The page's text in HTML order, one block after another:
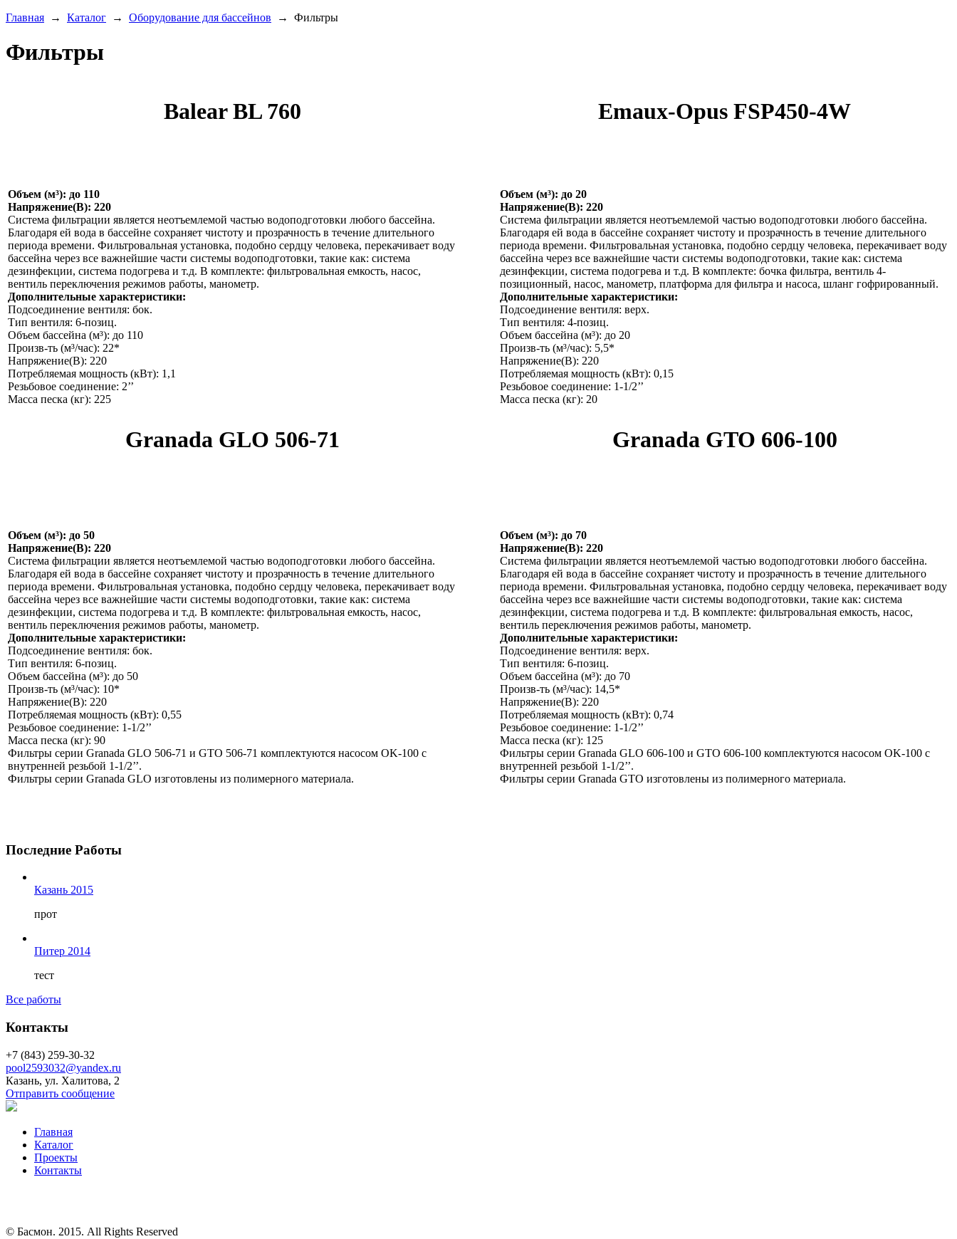
Главная → Каталог → Оборудование для бассейнов → Фильтры
Фильтры
Balear BL 760 Emaux-Opus FSP450-4W
Объем (м³): до 110
Напряжение(В): 220
Система фильтрации является неотъемлемой частью водоподготовки любого бассейна.
Благодаря ей вода в бассейне сохраняет чистоту и прозрачность в течение длительного
периода времени. Фильтровальная установка, подобно сердцу человека, перекачивает воду
бассейна через все важнейшие части системы водоподготовки, такие как: система
дезинфекции, система подогрева и т.д. В комплекте: фильтровальная емкость, насос,
вентиль переключения режимов работы, манометр.
Дополнительные характеристики:
Подсоединение вентиля: бок.
Тип вентиля: 6-позиц.
Объем бассейна (м³): до 110
Произв-ть (м³/час): 22*
Напряжение(В): 220
Потребляемая мощность (кВт): 1,1
Резьбовое соединение: 2’’
Масса песка (кг): 225
Объем (м³): до 20
Напряжение(В): 220
Система фильтрации является неотъемлемой частью водоподготовки любого бассейна.
Благодаря ей вода в бассейне сохраняет чистоту и прозрачность в течение длительного
периода времени. Фильтровальная установка, подобно сердцу человека, перекачивает воду
бассейна через все важнейшие части системы водоподготовки, такие как: система
дезинфекции, система подогрева и т.д. В комплекте: бочка фильтра, вентиль 4-
позиционный, насос, манометр, платформа для фильтра и насоса, шланг гофрированный.
Дополнительные характеристики:
Подсоединение вентиля: верх.
Тип вентиля: 4-позиц.
Объем бассейна (м³): до 20
Произв-ть (м³/час): 5,5*
Напряжение(В): 220
Потребляемая мощность (кВт): 0,15
Резьбовое соединение: 1-1/2’’
Масса песка (кг): 20
Granada GLO 506-71 Granada GTO 606-100
Объем (м³): до 50
Напряжение(В): 220
Система фильтрации является неотъемлемой частью водоподготовки любого бассейна.
Благодаря ей вода в бассейне сохраняет чистоту и прозрачность в течение длительного
периода времени. Фильтровальная установка, подобно сердцу человека, перекачивает воду
бассейна через все важнейшие части системы водоподготовки, такие как: система
дезинфекции, система подогрева и т.д. В комплекте: фильтровальная емкость, насос,
вентиль переключения режимов работы, манометр.
Дополнительные характеристики:
Подсоединение вентиля: бок.
Тип вентиля: 6-позиц.
Объем бассейна (м³): до 50
Произв-ть (м³/час): 10*
Напряжение(В): 220
Потребляемая мощность (кВт): 0,55
Резьбовое соединение: 1-1/2’’
Масса песка (кг): 90
Фильтры серии Granada GLO 506-71 и GTO 506-71 комплектуются насосом OK-100 с
внутренней резьбой 1-1/2’’.
Фильтры серии Granada GLO изготовлены из полимерного материала.
Объем (м³): до 70
Напряжение(В): 220
Система фильтрации является неотъемлемой частью водоподготовки любого бассейна.
Благодаря ей вода в бассейне сохраняет чистоту и прозрачность в течение длительного
периода времени. Фильтровальная установка, подобно сердцу человека, перекачивает воду
бассейна через все важнейшие части системы водоподготовки, такие как: система
дезинфекции, система подогрева и т.д. В комплекте: фильтровальная емкость, насос,
вентиль переключения режимов работы, манометр.
Дополнительные характеристики:
Подсоединение вентиля: верх.
Тип вентиля: 6-позиц.
Объем бассейна (м³): до 70
Произв-ть (м³/час): 14,5*
Напряжение(В): 220
Потребляемая мощность (кВт): 0,74
Резьбовое соединение: 1-1/2’’
Масса песка (кг): 125
Фильтры серии Granada GLO 606-100 и GTO 606-100 комплектуются насосом OK-100 с
внутренней резьбой 1-1/2’’.
Фильтры серии Granada GTO изготовлены из полимерного материала.
Последние Работы
Казань 2015
прот
Питер 2014
тест
Все работы
Контакты
+7 (843) 259-30-32
pool2593032@yandex.ru
Казань, ул. Халитова, 2
Отправить сообщение
Главная
Каталог
Проекты
Контакты
© Басмон. 2015. All Rights Reserved